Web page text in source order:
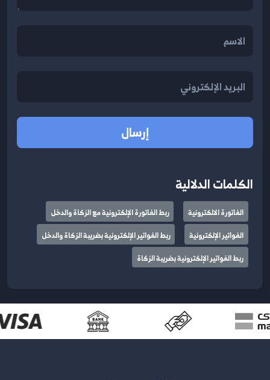
إرسال
الكلمات الدلالية
الفاتورة الالكترونية
ربط الفاتورة الإلكترونية مع الزكاة والدخل
الفواتير الإلكترونية
ربط الفواتير الإلكترونية بضريبة الزكاة والدخل
ربط الفواتير الإلكترونية بضريبة الزكاة